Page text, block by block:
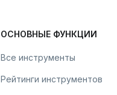
ОСНОВНЫЕ ФУНКЦИИ
Все инструменты
Рейтинги инструментов